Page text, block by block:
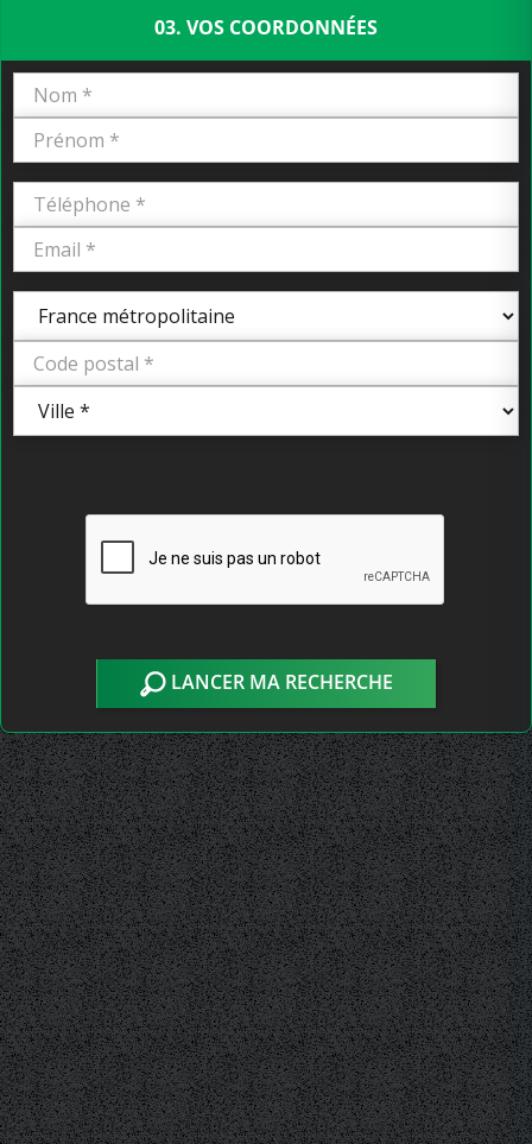
03. VOS COORDONNÉES
LANCER MA RECHERCHE